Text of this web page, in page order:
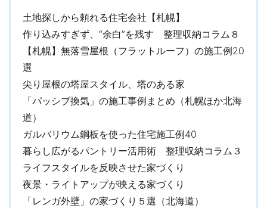
土地探しから頼れる住宅会社【札幌】
作り込みすぎず、“余白”を残す 整理収納コラム８
【札幌】無落雪屋根（フラットルーフ）の施工例20
選
尖り屋根の塔屋スタイル、塔のある家
「パッシブ換気」の施工事例まとめ（札幌ほか北海
道）
ガルバリウム鋼板を使った住宅施工例40
暮らし広がるパントリー活用術 整理収納コラム３
ライフスタイルを反映させた家づくり
夜景・ライトアップが映える家づくり
「レンガ外壁」の家づくり５選（北海道）